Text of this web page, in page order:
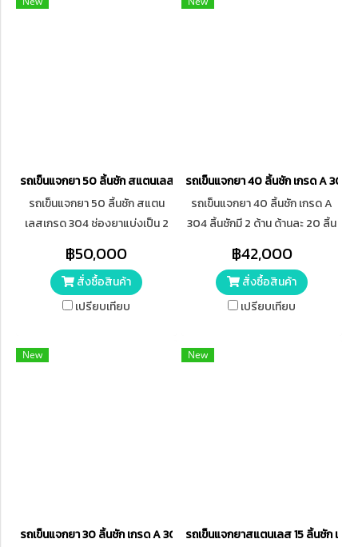
รถเข็นแจกยา 50 ลิ้นชัก สแตนเลสเกรด 304
รถเข็นแจกยา 50 ลิ้นชัก สแตน
เลสเกรด 304 ช่องยาแบ่งเป็น 2
ใส่ของ 1 ชั้น พับขอบสูง 3 ซม.
฿50,000
สั่งซื้อสินค้า
เปรียบเทียบ
รถเข็นแจกยา 40 ลิ้นชัก เกรด A 304
รถเข็นแจกยา 40 ลิ้นชัก เกรด A
304 ลิ้นชักมี 2 ด้าน ด้านละ 20 ลิ้น
3 ซม. มีล้อขนาด 5 นิ้ว 4 ล้อ มีเบรก
แบบทแยงมุม 2 ล้อ
฿42,000
สั่งซื้อสินค้า
เปรียบเทียบ
New
รถเข็นแจกยา 30 ลิ้นชัก เกรด A 304
New
รถเข็นแจกยาสแตนเลส 15 ลิ้นชัก เกร